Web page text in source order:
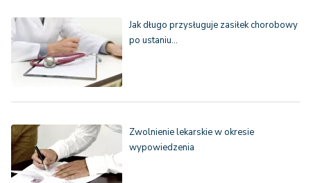
Jak długo przysługuje zasiłek chorobowy
po ustaniu…
Zwolnienie lekarskie w okresie
wypowiedzenia